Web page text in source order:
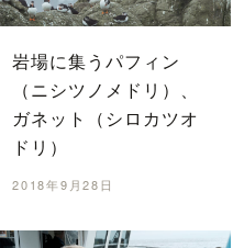
岩場に集うパフィン
（ニシツノメドリ）、
ガネット（シロカツオ
ドリ）
2018年9月28日